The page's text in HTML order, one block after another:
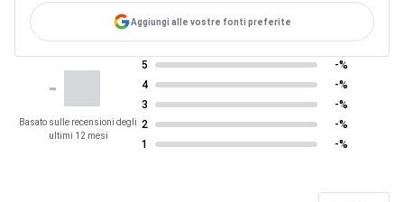
Aggiungi alle vostre fonti preferite
-
Basato sulle recensioni degli
ultimi 12 mesi
5
-%
4
-%
3
-%
2
-%
1
-%